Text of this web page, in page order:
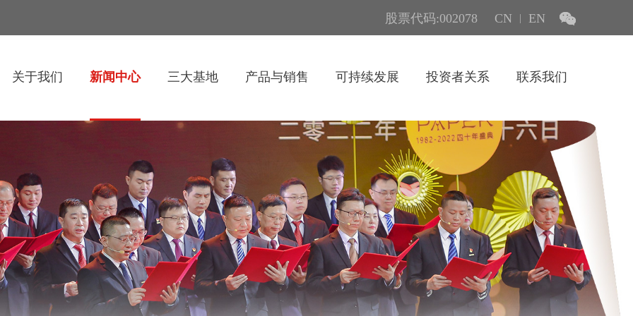
股票代码:002078 CN EN
关于我们 新闻中心 三大基地 产品与销售 可持续发展 投资者关系 联系我们